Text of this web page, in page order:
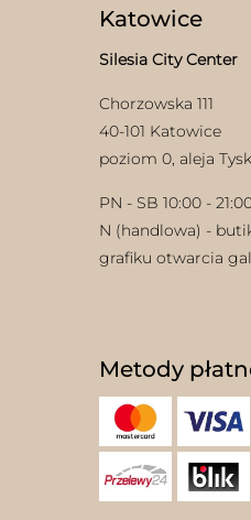
Katowice
Silesia City Center
Chorzowska 111
40-101 Katowice
poziom 0, aleja
PN - SB 10:00 -
N (handlowa) -
grafiku otwarcia
Metody